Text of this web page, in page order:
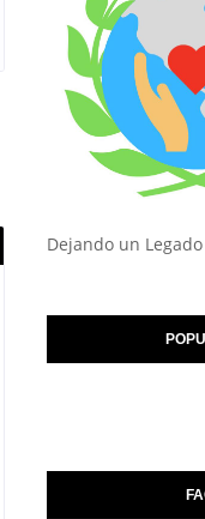
Dejando un